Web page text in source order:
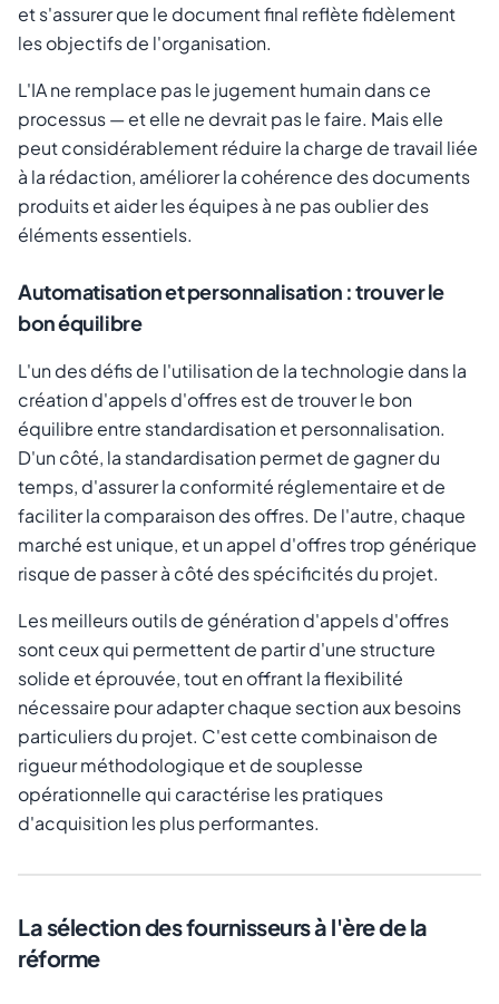
et s'assurer que le document final reflète fidèlement
les objectifs de l'organisation.
L'IA ne remplace pas le jugement humain dans ce
processus — et elle ne devrait pas le faire. Mais elle
peut considérablement réduire la charge de travail liée
à la rédaction, améliorer la cohérence des documents
produits et aider les équipes à ne pas oublier des
éléments essentiels.
Automatisation et personnalisation : trouver le
bon équilibre
L'un des défis de l'utilisation de la technologie dans la
création d'appels d'offres est de trouver le bon
équilibre entre standardisation et personnalisation.
D'un côté, la standardisation permet de gagner du
temps, d'assurer la conformité réglementaire et de
faciliter la comparaison des offres. De l'autre, chaque
marché est unique, et un appel d'offres trop générique
risque de passer à côté des spécificités du projet.
Les meilleurs outils de génération d'appels d'offres
sont ceux qui permettent de partir d'une structure
solide et éprouvée, tout en offrant la flexibilité
nécessaire pour adapter chaque section aux besoins
particuliers du projet. C'est cette combinaison de
rigueur méthodologique et de souplesse
opérationnelle qui caractérise les pratiques
d'acquisition les plus performantes.
La sélection des fournisseurs à l'ère de la
réforme